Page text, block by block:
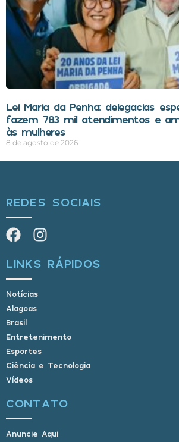
Lei Maria da Penha: delegacias
fazem 783 mil atendimentos e
às mulheres
8 de agosto de 2026
REDES SOCIAIS
LINKS RÁPIDOS
Notícias
Alagoas
Brasil
Entretenimento
Esportes
Ciência e Tecnologia
Vídeos
CONTATO
Anuncie Aqui